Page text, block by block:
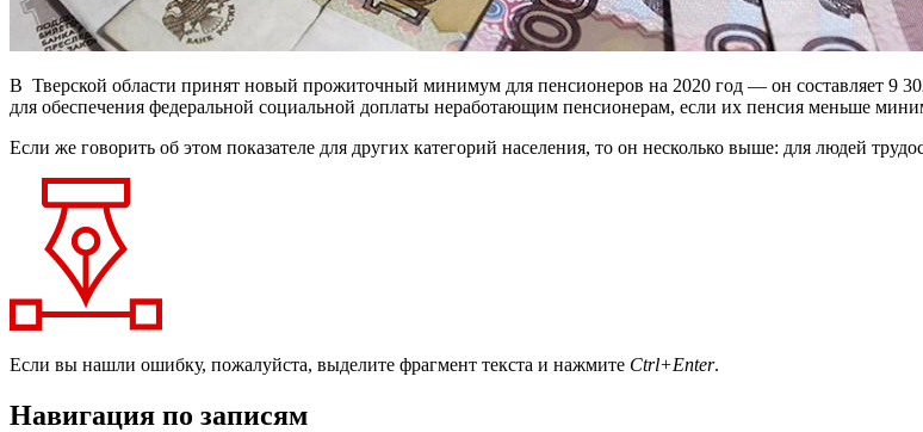
В Тверской области принят новый прожиточный минимум для пенсионеров на 2020 год — он составляет 9
для обеспечения федеральной социальной доплаты неработающим пенсионерам, если их пенсия меньше
Если же говорить об этом показателе для других категорий населения, то он несколько выше: для людей
Если вы нашли ошибку, пожалуйста, выделите фрагмент текста и нажмите Ctrl+Enter.
Навигация по записям